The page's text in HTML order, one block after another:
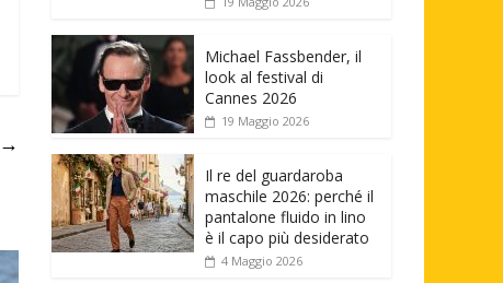
→
Michael Fassbender, il
look al festival di
Cannes 2026
19 Maggio 2026
Il re del guardaroba
maschile 2026: perché il
pantalone fluido in lino
è il capo più desiderato
4 Maggio 2026